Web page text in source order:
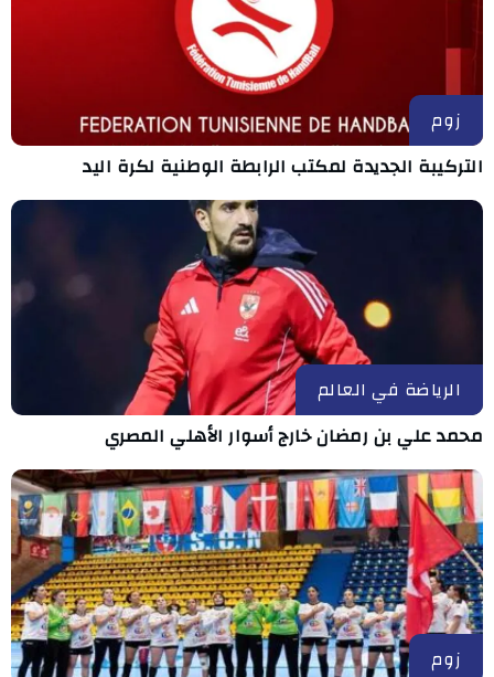
زوم
التركيبة الجديدة لمكتب الرابطة الوطنية لكرة اليد
الرياضة في العالم
محمد علي بن رمضان خارج أسوار الأهلي المصري
زوم